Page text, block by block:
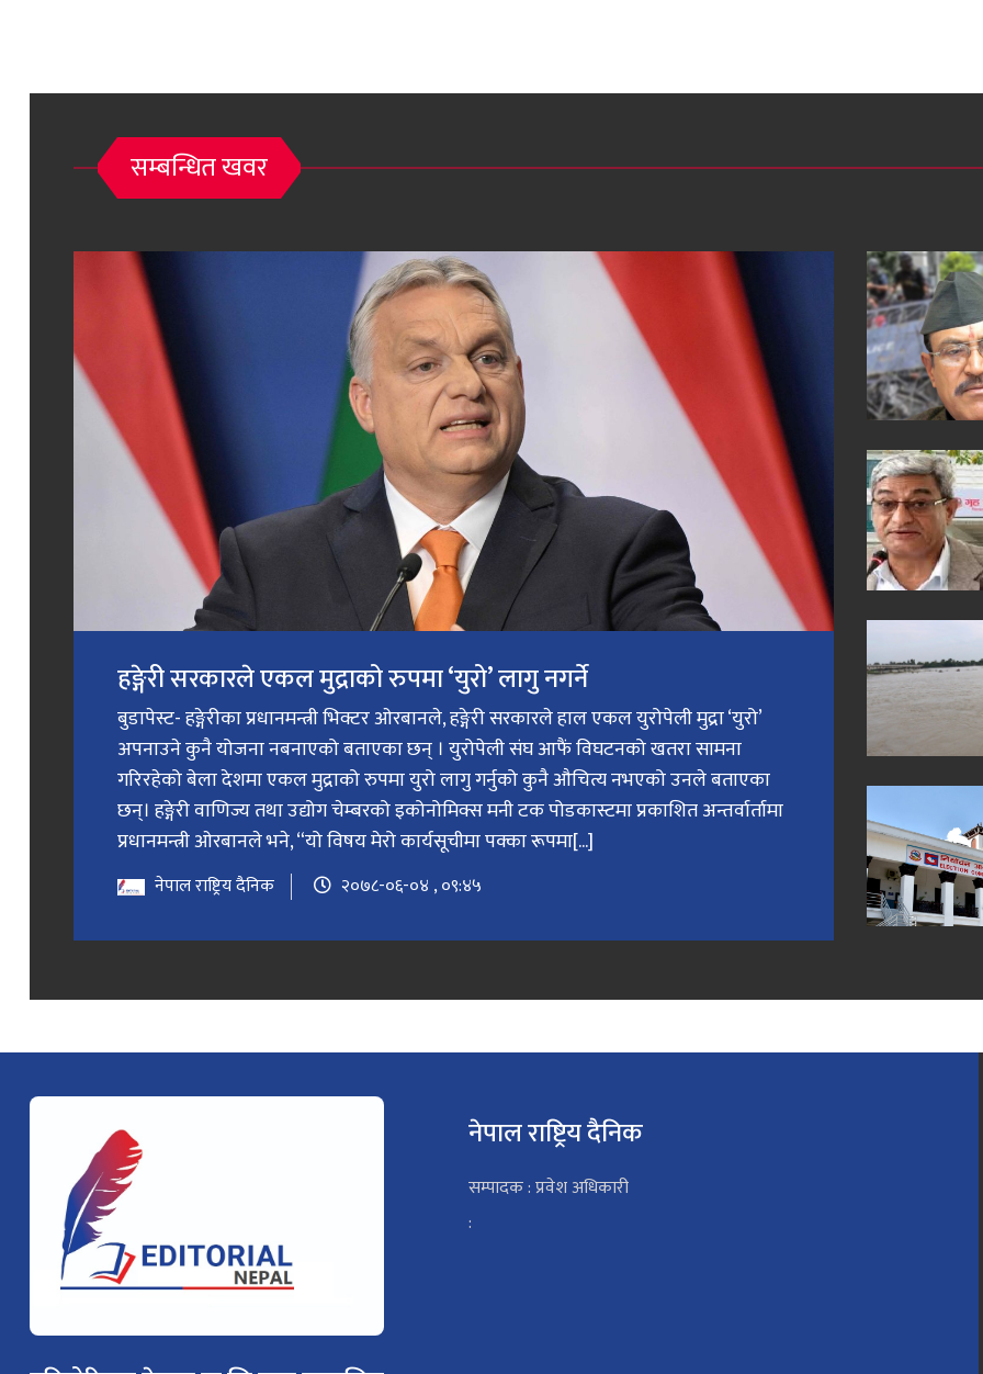
सम्बन्धित खवर
हङ्गेरी सरकारले एकल मुद्राको रुपमा ‘युरो’ लागु नगर्ने
बुडापेस्ट- हङ्गेरीका प्रधानमन्त्री भिक्टर ओरबानले, हङ्गेरी सरकारले हाल एकल युरोपेली मुद्रा ‘युरो’
अपनाउने कुनै योजना नबनाएको बताएका छन् । युरोपेली संघ आफैं विघटनको खतरा सामना
गरिरहेको बेला देशमा एकल मुद्राको रुपमा युरो लागु गर्नुको कुनै औचित्य नभएको उनले बताएका
छन्। हङ्गेरी वाणिज्य तथा उद्योग चेम्बरको इकोनोमिक्स मनी टक पोडकास्टमा प्रकाशित अन्तर्वार्तामा
प्रधानमन्त्री ओरबानले भने, “यो विषय मेरो कार्यसूचीमा पक्का रूपमा[...]
नेपाल राष्ट्रिय दैनिक २०७८-०६-०४ , ०९:४५
नेपाल राष्ट्रिय दैनिक
सम्पादक : प्रवेश अधिकारी
: